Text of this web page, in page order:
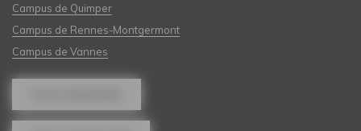
Campus de Quimper
Campus de Rennes-Montgermont
Campus de Vannes